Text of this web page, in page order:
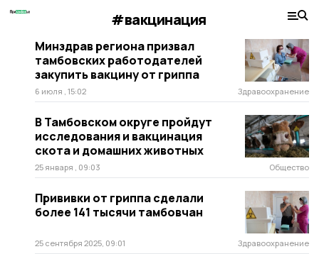
#вакцинация
Минздрав региона призвал
тамбовских работодателей
закупить вакцину от гриппа
6 июля , 15:02 Здравоохранение
В Тамбовском округе пройдут
исследования и вакцинация
скота и домашних животных
25 января , 09:03 Общество
Прививки от гриппа сделали
более 141 тысячи тамбовчан
25 сентября 2025, 09:01 Здравоохранение